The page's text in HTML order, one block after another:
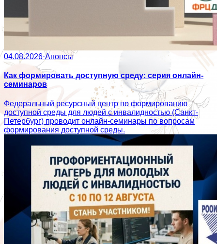
04.08.2026·Анонсы
Как формировать доступную среду: серия онлайн-
семинаров
Федеральный ресурсный центр по формированию
доступной среды для людей с инвалидностью (Санкт-
Петербург) проводит онлайн-семинары по вопросам
формирования доступной среды.